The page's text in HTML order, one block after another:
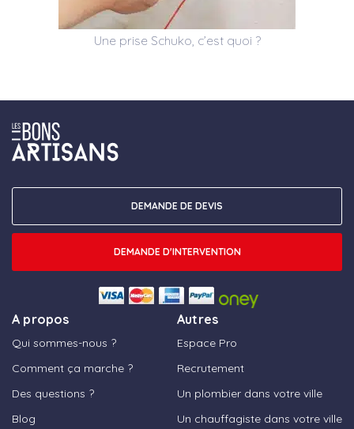
Une prise Schuko, c’est quoi ?
A propos
Qui sommes-nous ?
Comment ça marche ?
Des questions ?
Blog
Autres
Espace Pro
Recrutement
Un plombier dans votre ville
Un chauffagiste dans votre ville
DEMANDE DE DEVIS
DEMANDE D'INTERVENTION